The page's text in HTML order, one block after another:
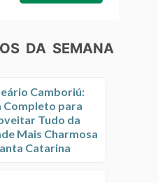
DA SEMANA
Camboriú:
Completo para
Tudo da
Mais Charmosa
Catarina